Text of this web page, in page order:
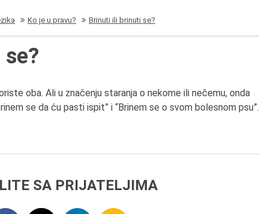
Ko je u pravu? Brinuti ili brinuti se?
oba. Ali u značenju staranja o nekome ili nečemu, onda
se da ću pasti ispit” i “Brinem se o svom bolesnom psu”.
SA PRIJATELJIMA